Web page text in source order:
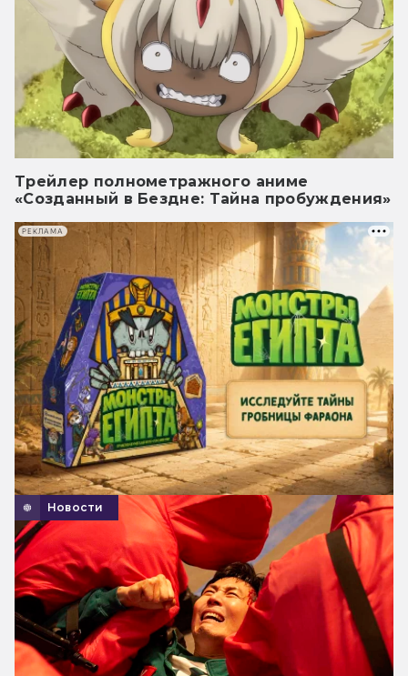
Трейлер полнометражного аниме
«Созданный в Бездне: Тайна пробуждения»
Новости
РЕКЛАМА